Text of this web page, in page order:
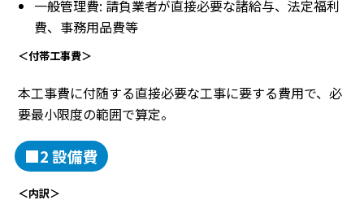
一般管理費: 請負業者が直接必要な諸給与、法定福利
費、事務用品費等
＜付帯工事費＞
本工事費に付随する直接必要な工事に要する費用で、必
要最小限度の範囲で算定。
■2 設備費
＜内訳＞